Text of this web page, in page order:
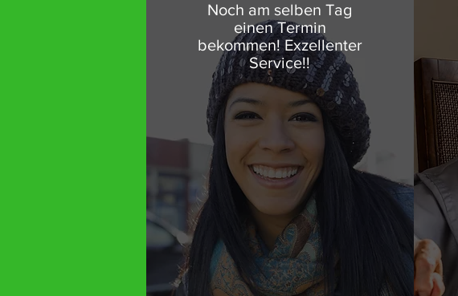
Noch am selben Tag
einen Termin
bekommen! Exzellenter
Service!!